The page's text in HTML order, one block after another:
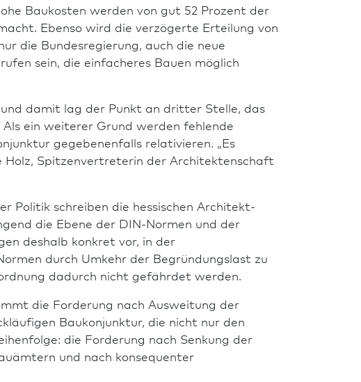
Baukosten werden von gut 52 Prozent der
Ebenso wird die verzögerte Erteilung von
die Bundes­regierung, auch die neue
sein, die einfacheres Bauen möglich
damit lag der Punkt an dritter Stelle, das
ein weiterer Grund werden fehlende
gegebenenfalls relativieren. „Es
Holz, Spitzenvertreterin der Architektenschaft
Politik schreiben die hes­si­schen Architekt­
die Ebene der DIN-Normen und der
deshalb konkret vor, in der
durch Umkehr der Begründungslast zu
dadurch nicht gefährdet werden.
die Forderung nach Ausweitung der
Baukonjunktur, die nicht nur den
die Forderung nach Senkung der
und nach konsequenter